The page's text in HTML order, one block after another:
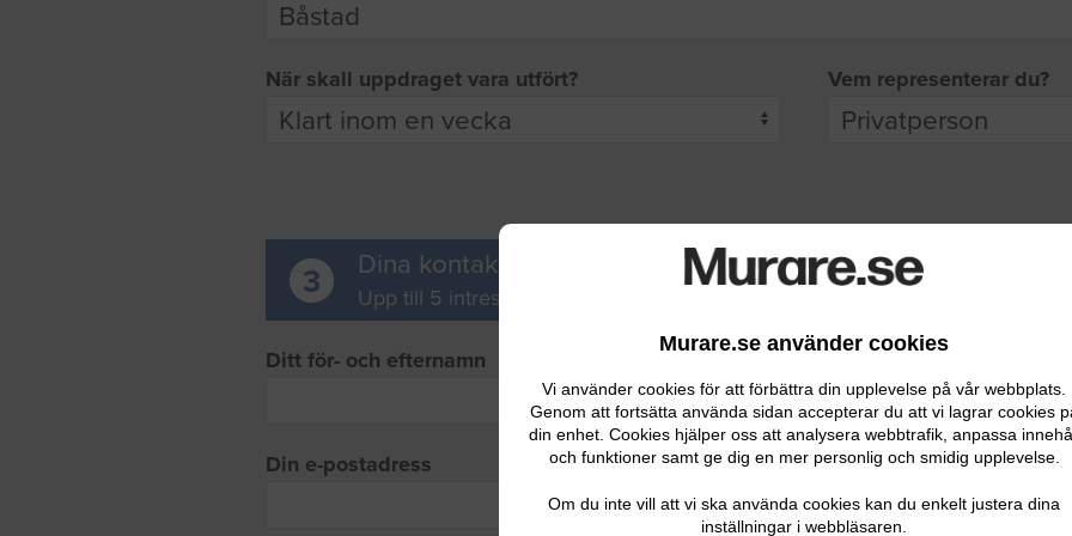
Murare.se använder cookies
Vi använder cookies för att förbättra din upplevelse på vår webbplats.
Genom att fortsätta använda sidan accepterar du att vi lagrar cookies
din enhet. Cookies hjälper oss att analysera webbtrafik, anpassa
och funktioner samt ge dig en mer personlig och smidig upplevelse.
Om du inte vill att vi ska använda cookies kan du enkelt justera dina
inställningar i webbläsaren.
När skall uppdraget vara utfört? Vem representerar du?
3 Dina kontaktuppgifter
Upp till 5 intresserade leverantörer får möjlighet att ta kontakt med dig.
Ditt för- och efternamn
Din e-postadress Ditt telefonnummer